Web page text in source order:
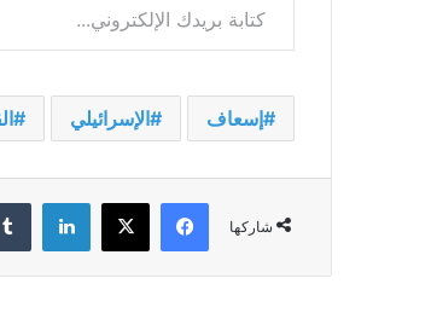
إسعاف الإسرائيلي
شاركها
فيسبوك
‫X